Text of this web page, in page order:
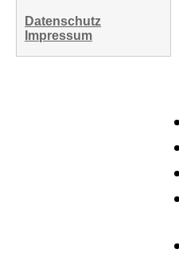
Datenschutz
Impressum